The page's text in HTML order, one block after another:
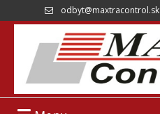
odbyt@maxtracontrol.sk